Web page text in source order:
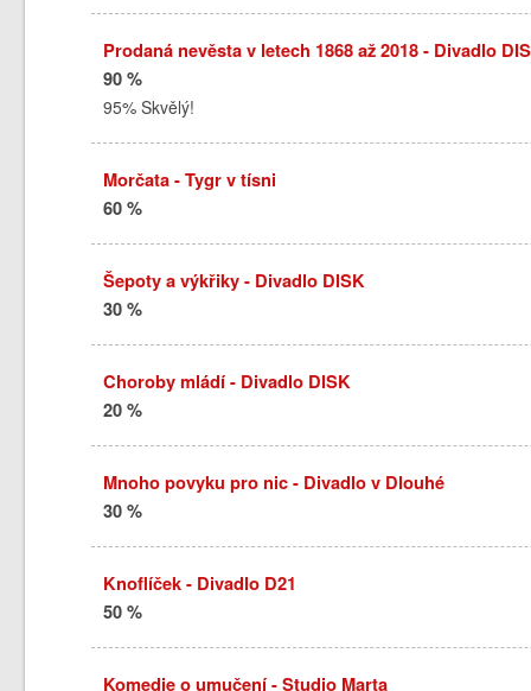
Prodaná nevěsta v letech 1868 až 2018 - Divadlo
90 %
95% Skvělý!
Morčata - Tygr v tísni
60 %
Šepoty a výkřiky - Divadlo DISK
30 %
Choroby mládí - Divadlo DISK
20 %
Mnoho povyku pro nic - Divadlo v Dlouhé
30 %
Knoflíček - Divadlo D21
50 %
Komedie o umučení - Studio Marta